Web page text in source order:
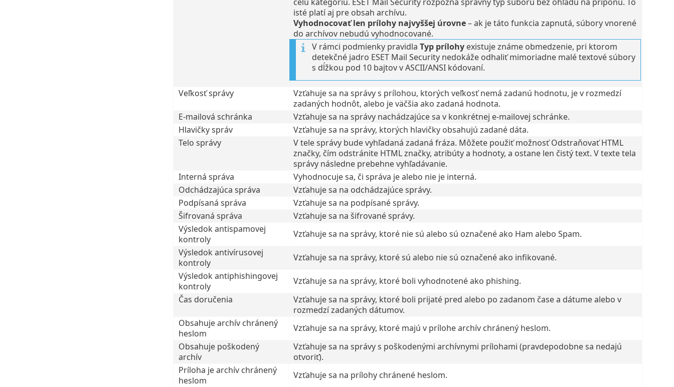
isté platí aj pre obsah archívu.
Vyhodnocovať len prílohy najvyššej úrovne– ak je táto funkcia zapnutá, súbory vnorené
do archívov nebudú vyhodnocované.
V rámci podmienky pravidla Typ prílohyexistuje známe obmedzenie, pri ktorom
detekčné jadro ESET Mail Security nedokáže odhaliť mimoriadne malé textové súbory
s dĺžkou pod 10 bajtov v ASCII/ANSI kódovaní.
Veľkosť správy
Vzťahuje sa na správy s prílohou, ktorých veľkosť nemá zadanú hodnotu, je v rozmedzí
zadaných hodnôt, alebo je väčšia ako zadaná hodnota.
E-mailová schránka
Vzťahuje sa na správy nachádzajúce sa v konkrétnej e-mailovej schránke.
Hlavičky správ
Vzťahuje sa na správy, ktorých hlavičky obsahujú zadané dáta.
Telo správy
V tele správy bude vyhľadaná zadaná fráza. Môžete použiť možnosť Odstraňovať HTML
značky, čím odstránite HTML značky, atribúty a hodnoty, a ostane len čistý text. V texte tela
správy následne prebehne vyhľadávanie.
Interná správa
Vyhodnocuje sa, či správa je alebo nie je interná.
Odchádzajúca správa
Vzťahuje sa na odchádzajúce správy.
Podpísaná správa
Vzťahuje sa na podpísané správy.
Šifrovaná správa
Vzťahuje sa na šifrované správy.
Výsledok antispamovej
kontroly
Vzťahuje sa na správy, ktoré nie sú alebo sú označené ako Ham alebo Spam.
Výsledok antivírusovej
kontroly
Vzťahuje sa na správy, ktoré sú alebo nie sú označené ako infikované.
Výsledok antiphishingovej
kontroly
Vzťahuje sa na správy, ktoré boli vyhodnotené ako phishing.
Čas doručenia
Vzťahuje sa na správy, ktoré boli prijaté pred alebo po zadanom čase a dátume alebo v
rozmedzí zadaných dátumov.
Obsahuje archív chránený
heslom
Vzťahuje sa na správy, ktoré majú v prílohe archív chránený heslom.
Obsahuje poškodený
archív
Vzťahuje sa na správy s poškodenými archívnymi prílohami (pravdepodobne sa nedajú
otvoriť).
Príloha je archív chránený
heslom
Vzťahuje sa na prílohy chránené heslom.